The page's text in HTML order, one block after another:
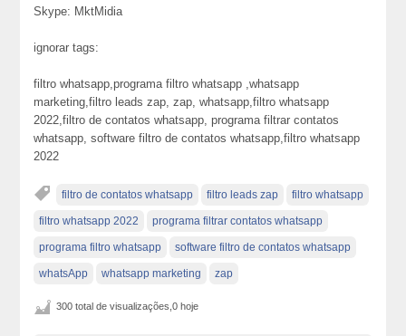
Skype: MktMidia
ignorar tags:
filtro whatsapp,programa filtro whatsapp ,whatsapp
marketing,filtro leads zap, zap, whatsapp,filtro whatsapp
2022,filtro de contatos whatsapp, programa filtrar contatos
whatsapp, software filtro de contatos whatsapp,filtro whatsapp
2022
filtro de contatos whatsapp filtro leads zap filtro whatsapp
filtro whatsapp 2022 programa filtrar contatos whatsapp
programa filtro whatsapp software filtro de contatos whatsapp
whatsApp whatsapp marketing zap
300 total de visualizações,0 hoje